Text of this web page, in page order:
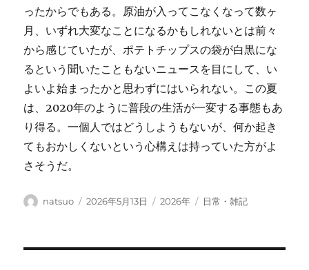
ったからでもある。原油が入ってこなくなって数ヶ
月、いずれ大変なことになるかもしれないとは前々
から感じていたが、ポテトチップスの袋が白黒にな
るという聞いたこともないニュースを目にして、い
よいよ始まったかと思わずにはいられない。この夏
は、2020年のように普段の生活が一変する事態もあ
り得る。一個人ではどうしようもないが、何か起き
てもおかしくないという心構えは持っていた方がよ
さそうだ。
投
natsuo
投
2026年5月13日
カ
2026年
タ
日常・雑記